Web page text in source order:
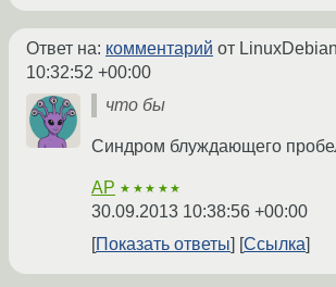
Ответ на: комментарий от LinuxDebian
10:32:52 +00:00
что бы
Синдром блуждающего
AP ★★★★★
30.09.2013 10:38:56 +00:00
Показать ответы
Ссылка